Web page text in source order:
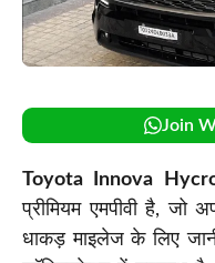
Join
Toyota Innova
प्रीमियम एमपीवी है, जो
धाकड़ माइलेज के लिए